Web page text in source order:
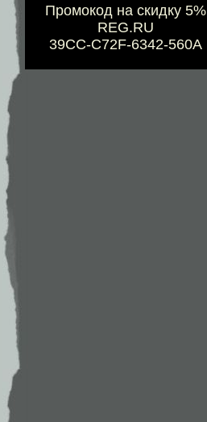
Промокод на скидку 5%
REG.RU
39CC-C72F-6342-560A